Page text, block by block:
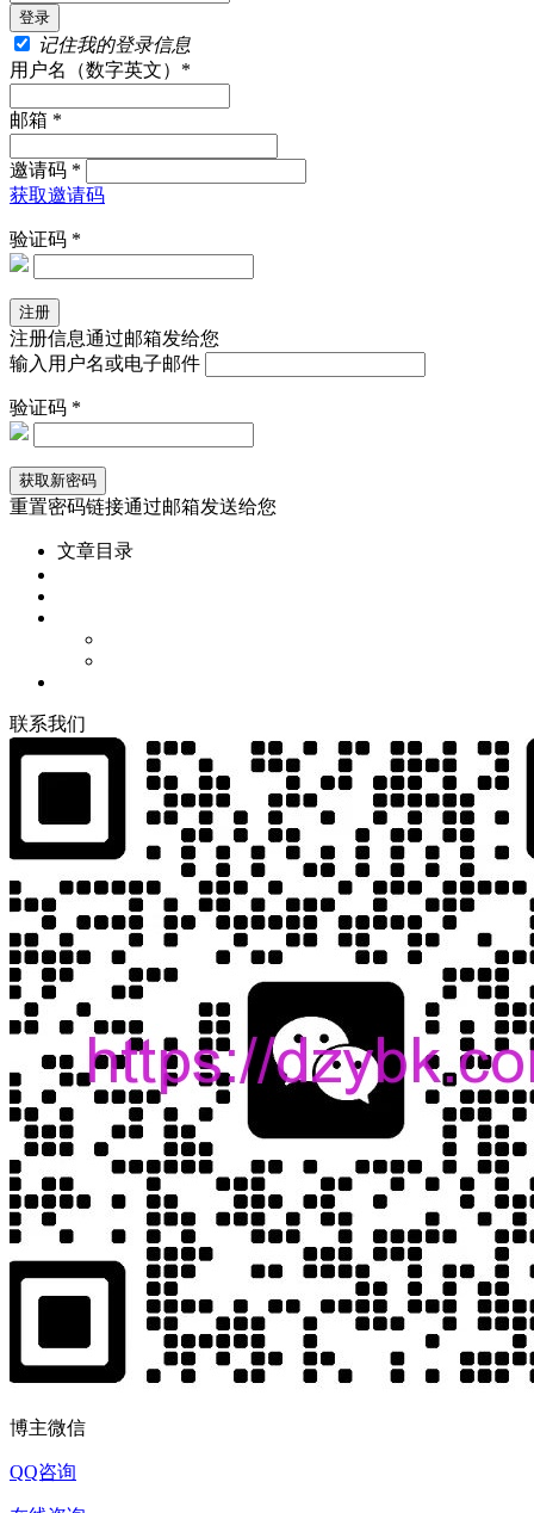
记住我的登录信息
用户名（数字英文）*
邮箱 *
邀请码 *
获取邀请码
验证码 *
注册信息通过邮箱发给您
输入用户名或电子邮件
验证码 *
重置密码链接通过邮箱发送给您
文章目录
联系我们
博主微信
QQ咨询